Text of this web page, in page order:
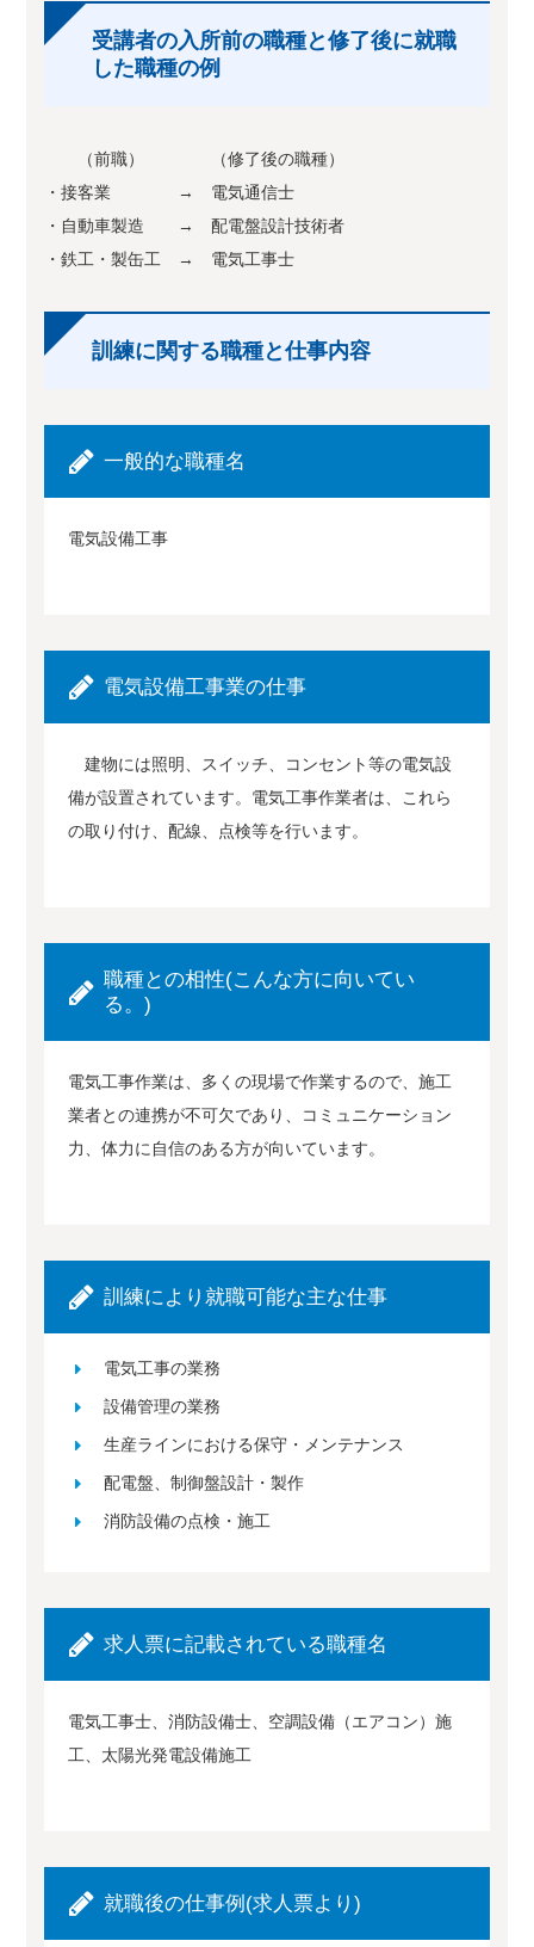
受講者の入所前の職種と修了後に就職
した職種の例
（前職） （修了後の職種）
・接客業 → 電気通信士
・自動車製造 → 配電盤設計技術者
・鉄工・製缶工 → 電気工事士
訓練に関する職種と仕事内容
一般的な職種名
電気設備工事
電気設備工事業の仕事
建物には照明、スイッチ、コンセント等の電気設
備が設置されています。電気工事作業者は、これら
の取り付け、配線、点検等を行います。
職種との相性(こんな方に向いてい
る。)
電気工事作業は、多くの現場で作業するので、施工
業者との連携が不可欠であり、コミュニケーション
力、体力に自信のある方が向いています。
訓練により就職可能な主な仕事
電気工事の業務
設備管理の業務
生産ラインにおける保守・メンテナンス
配電盤、制御盤設計・製作
消防設備の点検・施工
求人票に記載されている職種名
電気工事士、消防設備士、空調設備（エアコン）施
工、太陽光発電設備施工
就職後の仕事例(求人票より)